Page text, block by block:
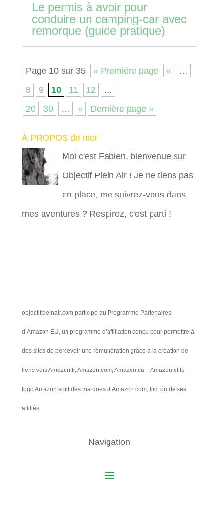
Le permis à avoir pour
conduire un camping-car avec
remorque (guide pratique)
Page 10 sur 35 « Première page «
…
8
9 10 11 12
…
20
30 … » Dernière page »
À PROPOS de moi
Moi c'est Fabien, bienvenue sur
Objectif Plein Air ! Je ne tiens pas
en place, me suivrez-vous dans
mes aventures ? Respirez, c'est parti !
objectifpleinair.com participe au Programme Partenaires
d’Amazon EU, un programme d’affiliation conçu pour permettre à
des sites de percevoir une rémunération grâce à la création de
liens vers Amazon.fr, Amazon.com, Amazon.ca – Amazon et le
logo Amazon sont des marques d’Amazon.com, Inc. ou de ses
affiliés.
Navigation